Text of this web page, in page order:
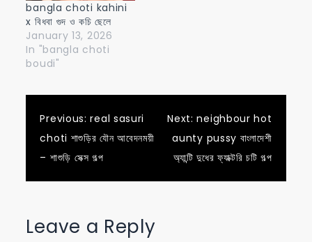
bangla choti kahini
x বিধবা গুদ ও কচি ছেলে
January 13, 2026
In "bangla choti
boudi"
Post
navigation
Previous: real sasuri
choti শাশুড়ির যৌন আবেদনময়ী
– শাশুড়ি সেক্স গল্প
Next: neighbour hot
aunty pussy বাংলাদেশী
অ্যান্টি দুধের ফ্যাক্টরি চটি গল্প
Leave a Reply